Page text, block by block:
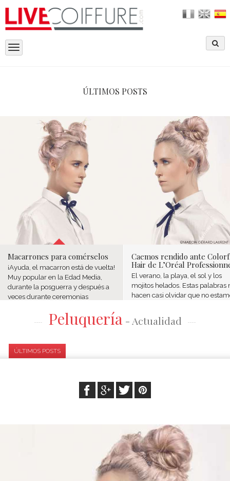
Toggle
ÚLTIMOS POSTS
Macarrones para comérselos
¡Ayuda, el macarron está de vuelta!
Muy popular en la Edad Media,
durante la posguerra y después a
veces durante ceremonias
versión Cyrilus, la pequeña
Caemos rendido ante
Hair de L’Oréal
El verano, la playa, el sol y los
mojitos helados. Estas palabras
hacen casi olvidar que no
peinado más colorado?...
Peluquería - Actualidad
ÚLTIMOS POSTS